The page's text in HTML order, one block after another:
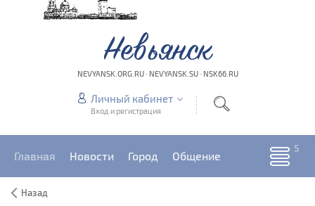
Невьянск
NEVYANSK.ORG.RU · NEVYANSK.SU · NSK66.RU
Личный кабинет
Вход и регистрация
Главная Новости Город Общение
Назад